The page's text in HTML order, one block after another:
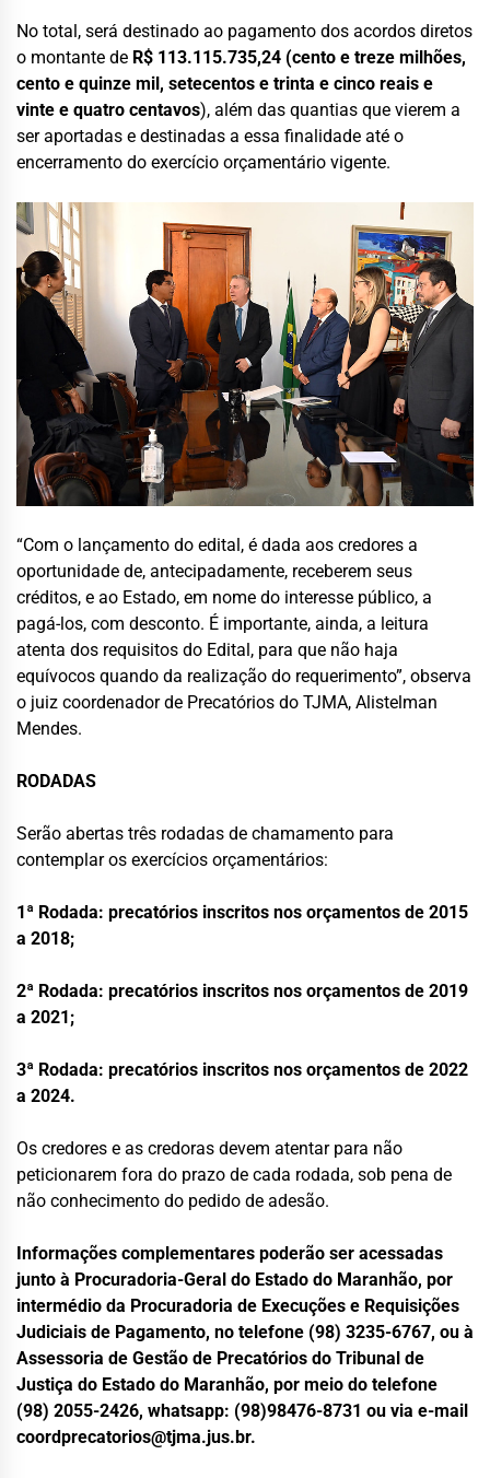
No total, será destinado ao pagamento dos acordos diretos
o montante de R$ 113.115.735,24 (cento e treze milhões,
cento e quinze mil, setecentos e trinta e cinco reais e
vinte e quatro centavos), além das quantias que vierem a
ser aportadas e destinadas a essa finalidade até o
encerramento do exercício orçamentário vigente.
“Com o lançamento do edital, é dada aos credores a
oportunidade de, antecipadamente, receberem seus
créditos, e ao Estado, em nome do interesse público, a
pagá-los, com desconto. É importante, ainda, a leitura
atenta dos requisitos do Edital, para que não haja
equívocos quando da realização do requerimento”, observa
o juiz coordenador de Precatórios do TJMA, Alistelman
Mendes.
RODADAS
Serão abertas três rodadas de chamamento para
contemplar os exercícios orçamentários:
1ª Rodada: precatórios inscritos nos orçamentos de 2015
a 2018;
2ª Rodada: precatórios inscritos nos orçamentos de 2019
a 2021;
3ª Rodada: precatórios inscritos nos orçamentos de 2022
a 2024.
Os credores e as credoras devem atentar para não
peticionarem fora do prazo de cada rodada, sob pena de
não conhecimento do pedido de adesão.
Informações complementares poderão ser acessadas
junto à Procuradoria-Geral do Estado do Maranhão, por
intermédio da Procuradoria de Execuções e Requisições
Judiciais de Pagamento, no telefone (98) 3235-6767, ou à
Assessoria de Gestão de Precatórios do Tribunal de
Justiça do Estado do Maranhão, por meio do telefone
(98) 2055-2426, whatsapp: (98)98476-8731 ou via e-mail
coordprecatorios@tjma.jus.br.